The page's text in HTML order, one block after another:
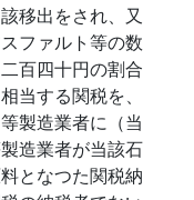
移出をされ、又
ファルト等の数
百四十円の割合
当する関税を、
製造業者に（当
造業者が当該石
となつた関税納